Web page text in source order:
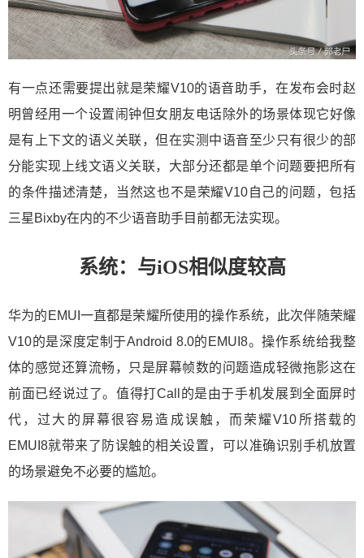
有一点还需要提出就是荣耀V10的语音助手，在发布会时赵
明曾经用一个设置闹钟但女朋友电话除外的场景体现它好像
是有上下文的语义关联，但在实测中语音至少只有很少的部
分能实现上线文语义关联，大部分还都是单个问题要把所有
的条件描述清楚，当然这也不是荣耀V10自己的问题，包括
三星Bixby在内的不少语音助手目前都无法实现。
系统：与iOS相似度较高
华为的EMUI一直都是荣耀所使用的操作系统，此次伴随荣耀
V10的是深度定制于Android 8.0的EMUI8。操作系统给我整
体的感觉还算流畅，只是屏幕帧数的问题造成轻微拖影这在
前面已经说过了。值得打Call的是由于手机发展到全面屏时
代，过大的屏幕很容易造成误触，而荣耀V10所搭载的
EMUI8就带来了防误触的相关设置，可以准确识别手机放置
的场景避免不必要的尴尬。